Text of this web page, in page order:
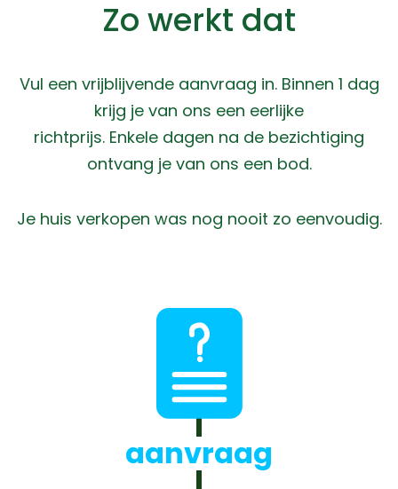
Zo werkt dat
Vul een vrijblijvende aanvraag in. Binnen 1 dag
krijg je van ons een eerlijke
richtprijs. Enkele dagen na de bezichtiging
ontvang je van ons een bod.
Je huis verkopen was nog nooit zo eenvoudig.
aanvraag